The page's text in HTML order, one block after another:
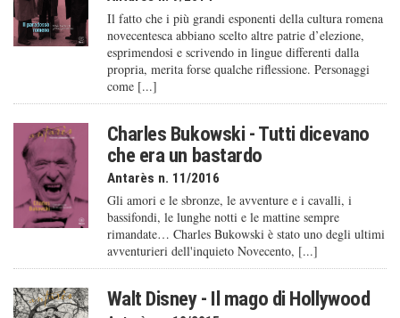
Il fatto che i più grandi esponenti della cultura romena
novecentesca abbiano scelto altre patrie d’elezione,
esprimendosi e scrivendo in lingue differenti dalla
propria, merita forse qualche riflessione. Personaggi
come [...]
Charles Bukowski - Tutti dicevano
che era un bastardo
Antarès n. 11/2016
Gli amori e le sbronze, le avventure e i cavalli, i
bassifondi, le lunghe notti e le mattine sempre
rimandate… Charles Bukowski è stato uno degli ultimi
avventurieri dell'inquieto Novecento, [...]
Walt Disney - Il mago di Hollywood